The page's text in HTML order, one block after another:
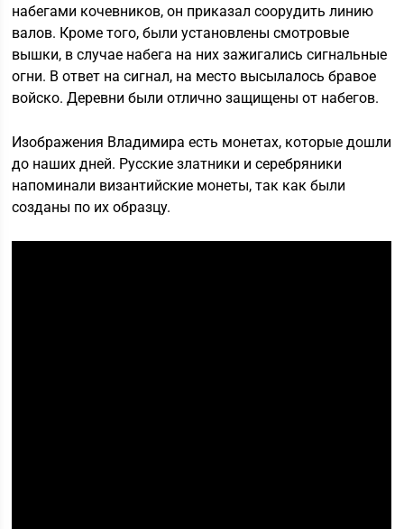
набегами кочевников, он приказал соорудить линию
валов. Кроме того, были установлены смотровые
вышки, в случае набега на них зажигались сигнальные
огни. В ответ на сигнал, на место высылалось бравое
войско. Деревни были отлично защищены от набегов.
Изображения Владимира есть монетах, которые дошли
до наших дней. Русские златники и серебряники
напоминали византийские монеты, так как были
созданы по их образцу.